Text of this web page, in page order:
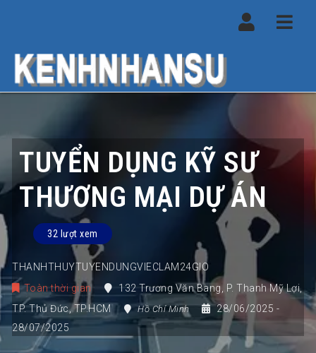
TUYỂN DỤNG KỸ SƯ
THƯƠNG MẠI DỰ ÁN
32 lượt xem
THANHTHUYTUYENDUNGVIECLAM24GIO
Toàn thời gian
132 Trương Văn Bang P. Thanh Mỹ Lợi,
TP. Thủ Đức,TP.HCM Hồ Chí Minh 28/06/2025 -
28/07/2025